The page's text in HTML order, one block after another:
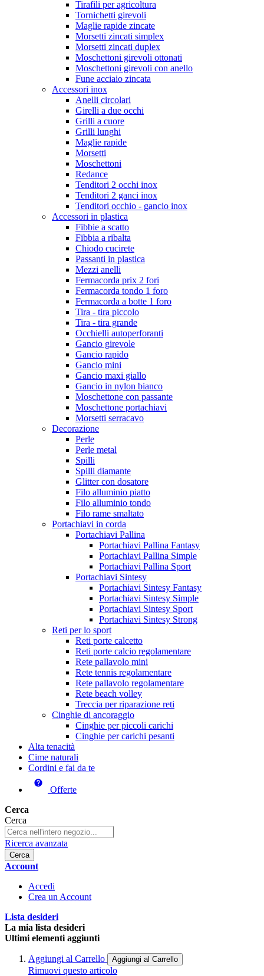
Tirafili per agricoltura
Tornichetti girevoli
Maglie rapide zincate
Morsetti zincati simplex
Morsetti zincati duplex
Moschettoni girevoli ottonati
Moschettoni girevoli con anello
Fune acciaio zincata
Accessori inox
Anelli circolari
Girelli a due occhi
Grilli a cuore
Grilli lunghi
Maglie rapide
Morsetti
Moschettoni
Redance
Tenditori 2 occhi inox
Tenditori 2 ganci inox
Tenditori occhio - gancio inox
Accessori in plastica
Fibbie a scatto
Fibbia a ribalta
Chiodo cucirete
Passanti in plastica
Mezzi anelli
Fermacorda prix 2 fori
Fermacorda tondo 1 foro
Fermacorda a botte 1 foro
Tira - tira piccolo
Tira - tira grande
Occhielli autoperforanti
Gancio girevole
Gancio rapido
Gancio mini
Gancio maxi giallo
Gancio in nylon bianco
Moschettone con passante
Moschettone portachiavi
Morsetti serracavo
Decorazione
Perle
Perle metal
Spilli
Spilli diamante
Glitter con dosatore
Filo alluminio piatto
Filo alluminio tondo
Filo rame smaltato
Portachiavi in corda
Portachiavi Pallina
Portachiavi Pallina Fantasy
Portachiavi Pallina Simple
Portachiavi Pallina Sport
Portachiavi Sintesy
Portachiavi Sintesy Fantasy
Portachiavi Sintesy Simple
Portachiavi Sintesy Sport
Portachiavi Sintesy Strong
Reti per lo sport
Reti porte calcetto
Reti porte calcio regolamentare
Rete pallavolo mini
Rete tennis regolamentare
Rete pallavolo regolamentare
Rete beach volley
Treccia per riparazione reti
Cinghie di ancoraggio
Cinghie per piccoli carichi
Cinghie per carichi pesanti
Alta tenacità
Cime naturali
Cordini e fai da te
Offerte
Cerca
Cerca
Ricerca avanzata
Cerca
Account
Accedi
Crea un Account
Lista desideri
La mia lista desideri
Ultimi elementi aggiunti
Aggiungi al Carrello Aggiungi al Carrello
Rimuovi questo articolo